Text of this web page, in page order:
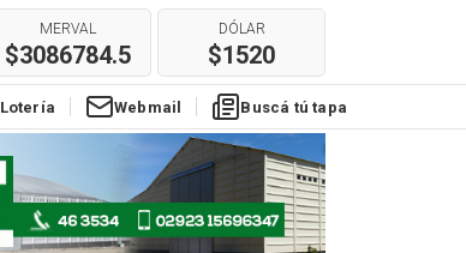
REAL
$304
EURO
$1780
MERVAL
$3086784.5
DÓLAR
$1520
Lotería Webmail Buscá tú tapa